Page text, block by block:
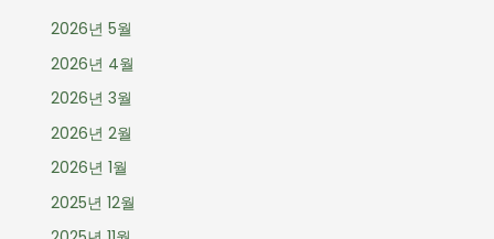
2026년 5월
2026년 4월
2026년 3월
2026년 2월
2026년 1월
2025년 12월